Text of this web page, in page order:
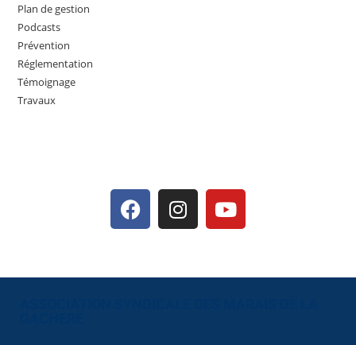
Plan de gestion
Podcasts
Prévention
Réglementation
Témoignage
Travaux